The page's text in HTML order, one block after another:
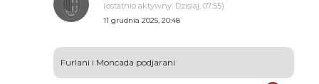
(ostatnio aktywny: Dzisiaj, 07:55)
11 grudnia 2025, 20:48
Furlani i Moncada podjarani